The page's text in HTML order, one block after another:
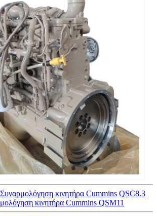
Συναρμολόγηση κινητήρα Cummins QSC8.3
κινητήρα Cummins QSM11